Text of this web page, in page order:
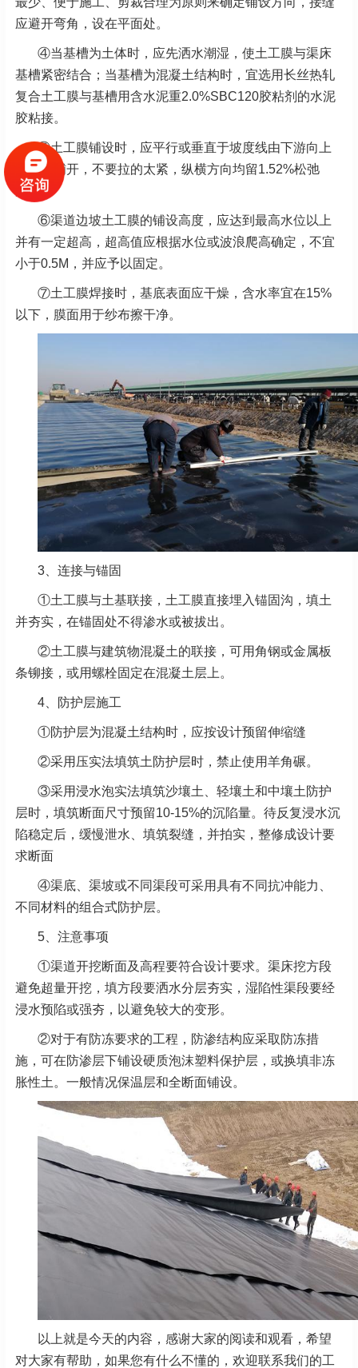
应避开弯角，设在平面处。
④当基槽为土体时，应先洒水潮湿，使土工膜与渠床
基槽紧密结合；当基槽为混凝土结构时，宜选用长丝热轧
复合土工膜与基槽用含水泥重2.0%SBC120胶粘剂的水泥
胶粘接。
⑤土工膜铺设时，应平行或垂直于坡度线由下游向上
游依次铺开，不要拉的太紧，纵横方向均留1.52%松弛
度。
⑥渠道边坡土工膜的铺设高度，应达到最高水位以上
并有一定超高，超高值应根据水位或波浪爬高确定，不宜
小于0.5M，并应予以固定。
⑦土工膜焊接时，基底表面应干燥，含水率宜在15%
以下，膜面用于纱布擦干净。
3、连接与锚固
①土工膜与土基联接，土工膜直接埋入锚固沟，填土
并夯实，在锚固处不得渗水或被拔出。
②土工膜与建筑物混凝土的联接，可用角钢或金属板
条铆接，或用螺栓固定在混凝土层上。
4、防护层施工
①防护层为混凝土结构时，应按设计预留伸缩缝
②采用压实法填筑土防护层时，禁止使用羊角碾。
③采用浸水泡实法填筑沙壤土、轻壤土和中壤土防护
层时，填筑断面尺寸预留10-15%的沉陷量。待反复浸水沉
陷稳定后，缓慢泄水、填筑裂缝，并拍实，整修成设计要
求断面
④渠底、渠坡或不同渠段可采用具有不同抗冲能力、
不同材料的组合式防护层。
5、注意事项
①渠道开挖断面及高程要符合设计要求。渠床挖方段
避免超量开挖，填方段要洒水分层夯实，湿陷性渠段要经
浸水预陷或强夯，以避免较大的变形。
②对于有防冻要求的工程，防渗结构应采取防冻措
施，可在防渗层下铺设硬质泡沫塑料保护层，或换填非冻
胀性土。一般情况保温层和全断面铺设。
以上就是今天的内容，感谢大家的阅读和观看，希望
对大家有帮助，如果您有什么不懂的，欢迎联系我们的工